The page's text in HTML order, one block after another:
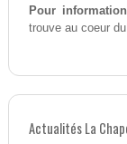
Pour
trouve au coeur
Actualités La